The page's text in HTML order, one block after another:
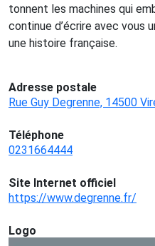
tonnent les machines qui
continue d’écrire avec vous
une histoire française.
Adresse postale
Rue Guy Degrenne, 14500
Téléphone
0231664444
Site Internet officiel
https://www.degrenne.fr/
Logo